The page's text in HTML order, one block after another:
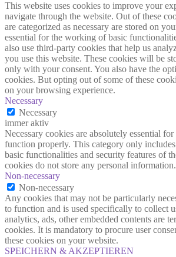
This website uses cookies to improve your
navigate through the website. Out of these
are categorized as necessary are stored on
essential for the working of basic
also use third-party cookies that help us
you use this website. These cookies will be
only with your consent. You also have the
cookies. But opting out of some of these
on your browsing experience.
Necessary
Necessary
immer aktiv
Necessary cookies are absolutely essential
function properly. This category only
basic functionalities and security features of
cookies do not store any personal information.
Non-necessary
Non-necessary
Any cookies that may not be particularly
to function and is used specifically to collect
analytics, ads, other embedded contents are
cookies. It is mandatory to procure user
these cookies on your website.
SPEICHERN & AKZEPTIEREN